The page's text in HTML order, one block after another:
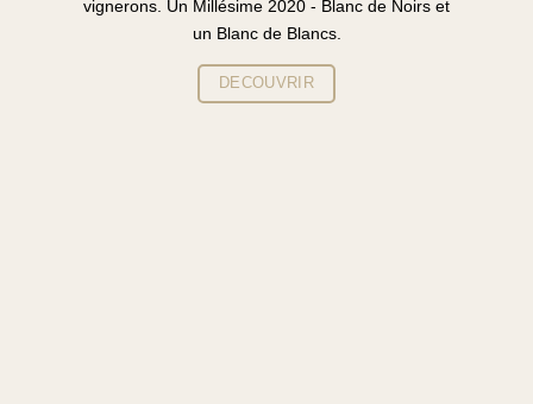
vignerons. Un Millésime 2020 - Blanc de Noirs et
un Blanc de Blancs.
DECOUVRIR